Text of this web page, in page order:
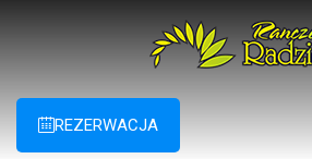
REZERWACJA